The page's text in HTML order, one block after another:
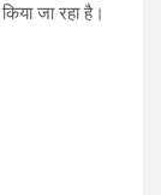
जा रहा है।